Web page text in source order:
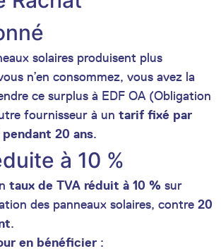
solaires produisent plus
n’en consommez, vous avez la
ce surplus à EDF OA (Obligation
fournisseur à un tarif fixé par
20 ans.
à 10 %
taux de TVA réduit à 10 % sur
des panneaux solaires, contre 20
.
en bénéficier :